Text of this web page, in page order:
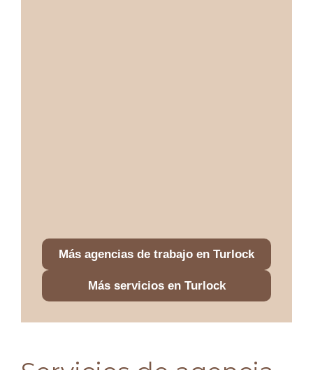
Más agencias de trabajo en Turlock
Más servicios en Turlock